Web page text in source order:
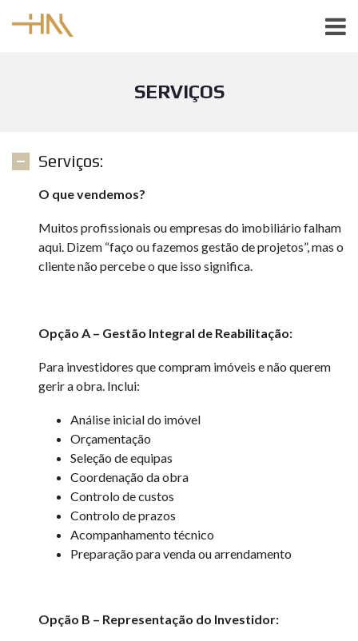
SERVIÇOS
Serviços:
O que vendemos?
Muitos profissionais ou empresas do imobiliário falham
aqui. Dizem “faço ou fazemos gestão de projetos”, mas o
cliente não percebe o que isso significa.
Opção A – Gestão Integral de Reabilitação:
Para investidores que compram imóveis e não querem
gerir a obra. Inclui:
Análise inicial do imóvel
Orçamentação
Seleção de equipas
Coordenação da obra
Controlo de custos
Controlo de prazos
Acompanhamento técnico
Preparação para venda ou arrendamento
Opção B – Representação do Investidor: